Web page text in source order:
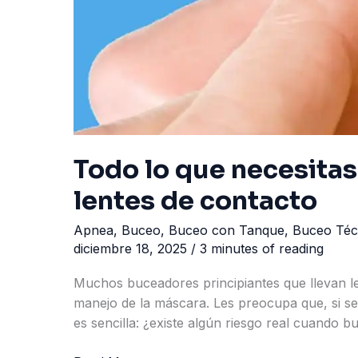
Todo lo que
lentes de contacto
Apnea, Buceo, Buceo con Tanque, Buceo
diciembre 18, 2025 / 3 minutes of reading
Muchos buceadores principiantes que llevan
manejo de la máscara. Les preocupa que, si
es sencilla: ¿existe algún riesgo real cuando